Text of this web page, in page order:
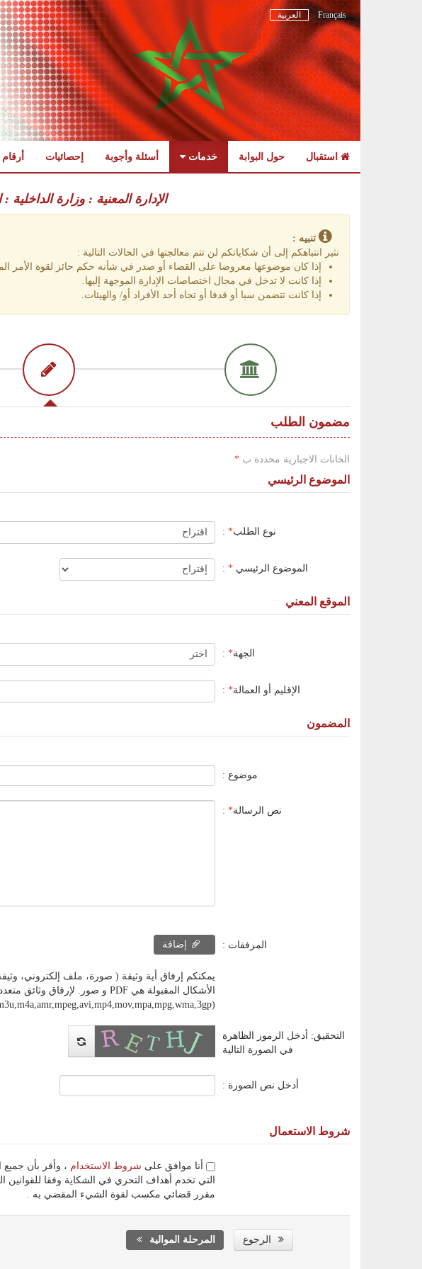
Français العربية
استقبال حول البوابة خدمات أسئلة وأجوبة إحصائيات
content
الإدارة المعنية : وزارة
تنبيه :
نثير انتباهكم إلى أن شكاياتكم لن تتم معالجتها في الحالات التالية :
إذا كان موضوعها معروضا على القضاء أو صدر في شأنه حكم حائز لقوة الأمر
إذا كانت لا تدخل في مجال اختصاصات الإدارة الموجهة إليها.
إذا كانت تتضمن سبا أو قدفا أو تجاه أحد الأفراد أو/ والهيئات.
مضمون الطلب
الخانات الاجبارية محددة ب *
الموضوع الرئيسي
نوع الطلب*
:
الموضوع الرئيسي *
:
الموقع المعني
الجهة*
:
الإقليم أو العمالة*
:
المضمون
موضوع :
نص الرسالة*
:
المرفقات : إضافة
يمكنكم إرفاق أية وثيقة ( صورة، ملف إلكتروني، وثيقة مرقمة، الخ ) لا يتجاوز حجمها 5 ميغا بايت،
التحقيق: أدخل الرموز الظاهرة
في الصورة التالية
أدخل نص الصورة :
شروط الاستعمال
شروط الاستخدام
التي تخدم أهداف التحري في الشكاية وفقا
مقرر قضائي مكسب لقوة الشيء المقضي به .
الرجوع المرحلة الموالية